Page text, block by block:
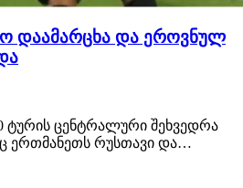
დაამარცხა და ეროვნულ
ტურის ცენტრალური შეხვედრა
ერთმანეთს რუსთავი და
ჟან სოუზა დე